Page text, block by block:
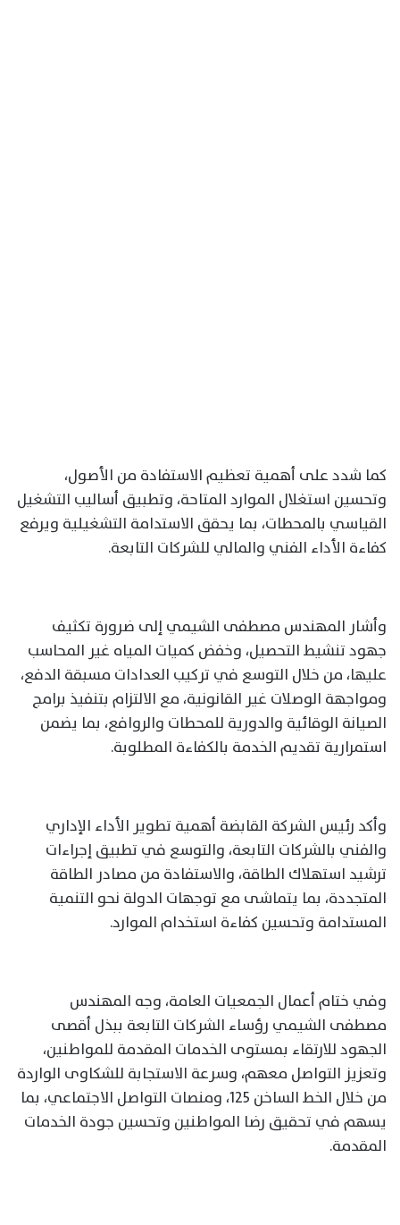
كما شدد على أهمية تعظيم الاستفادة من الأصول،
وتحسين استغلال الموارد المتاحة، وتطبيق أساليب التشغيل
القياسي بالمحطات، بما يحقق الاستدامة التشغيلية ويرفع
كفاءة الأداء الفني والمالي للشركات التابعة.
وأشار المهندس مصطفى الشيمي إلى ضرورة تكثيف
جهود تنشيط التحصيل، وخفض كميات المياه غير المحاسب
عليها، من خلال التوسع في تركيب العدادات مسبقة الدفع،
ومواجهة الوصلات غير القانونية، مع الالتزام بتنفيذ برامج
الصيانة الوقائية والدورية للمحطات والروافع، بما يضمن
استمرارية تقديم الخدمة بالكفاءة المطلوبة.
وأكد رئيس الشركة القابضة أهمية تطوير الأداء الإداري
والفني بالشركات التابعة، والتوسع في تطبيق إجراءات
ترشيد استهلاك الطاقة، والاستفادة من مصادر الطاقة
المتجددة، بما يتماشى مع توجهات الدولة نحو التنمية
المستدامة وتحسين كفاءة استخدام الموارد.
وفي ختام أعمال الجمعيات العامة، وجه المهندس
مصطفى الشيمي رؤساء الشركات التابعة ببذل أقصى
الجهود للارتقاء بمستوى الخدمات المقدمة للمواطنين،
وتعزيز التواصل معهم، وسرعة الاستجابة للشكاوى الواردة
من خلال الخط الساخن 125، ومنصات التواصل الاجتماعي، بما
يسهم في تحقيق رضا المواطنين وتحسين جودة الخدمات
المقدمة.